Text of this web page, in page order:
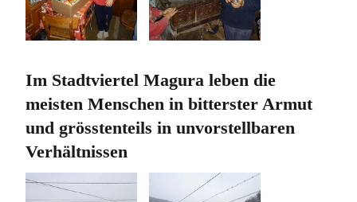
Im Stadtviertel Magura leben die
meisten Menschen in bitterster Armut
und grösstenteils in unvorstellbaren
Verhältnissen